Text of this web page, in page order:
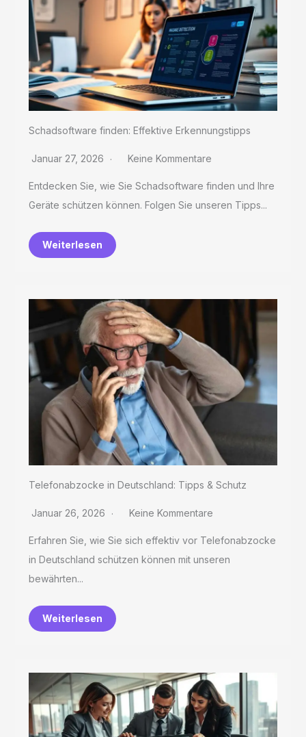
Schadsoftware finden: Effektive Erkennungstipps
Januar 27, 2026 Keine Kommentare
Entdecken Sie, wie Sie Schadsoftware finden und Ihre
Geräte schützen können. Folgen Sie unseren Tipps...
Weiterlesen
Telefonabzocke in Deutschland: Tipps & Schutz
Januar 26, 2026 Keine Kommentare
Erfahren Sie, wie Sie sich effektiv vor Telefonabzocke
in Deutschland schützen können mit unseren
bewährten...
Weiterlesen